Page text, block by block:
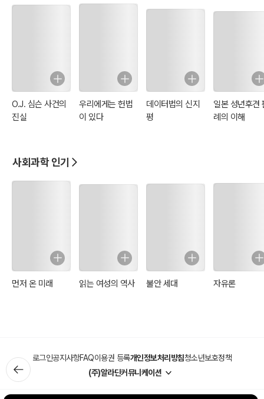
O.J. 심슨 사건의
진실
우리에게는 헌법
이 있다
데이터법의 신지
평
일본 성년후견
례의 이해
사회과학 인기
먼저 온 미래 읽는 여성의 역사 불안 세대 자유론
로그인공지사항FAQ이용권 등록개인정보처리방침청소년보호정책
(주)알라딘커뮤니케이션